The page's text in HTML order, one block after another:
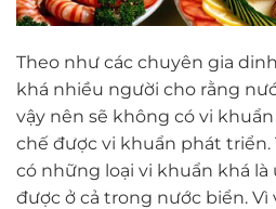
Theo như các chuyên gia
khá nhiều người cho rằng
vậy nên sẽ không có vi
chế được vi khuẩn phát triển.
có những loại vi khuẩn khá là
được ở cả trong nước biển. Vì